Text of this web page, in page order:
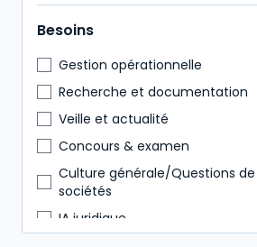
Étudiants
Direction générale
Administratif et financier
Hygiène Sécurité Environnement
Notaire
Autres
Besoins
Gestion opérationnelle
Recherche et documentation
Veille et actualité
Concours & examen
Culture générale/Questions de
sociétés
IA juridique